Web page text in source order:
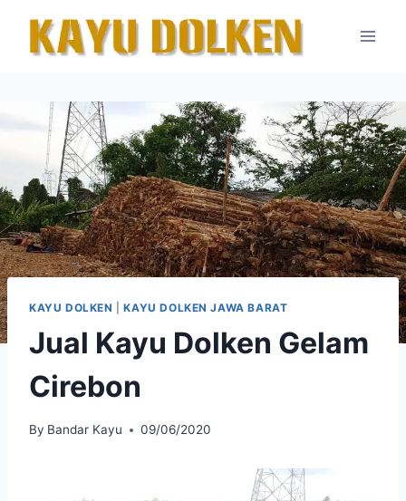
content
KAYU DOLKEN |KAYU DOLKEN JAWA BARAT
Jual Kayu Dolken Gelam
Cirebon
By Bandar Kayu 09/06/2020